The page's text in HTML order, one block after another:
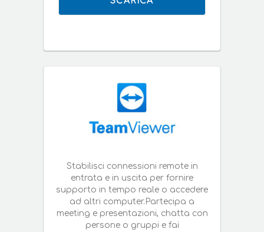
Stabilisci connessioni remote in
entrata e in uscita per fornire
supporto in tempo reale o accedere
ad altri computer.Partecipa a
meeting e presentazioni, chatta con
persone o gruppi e fai